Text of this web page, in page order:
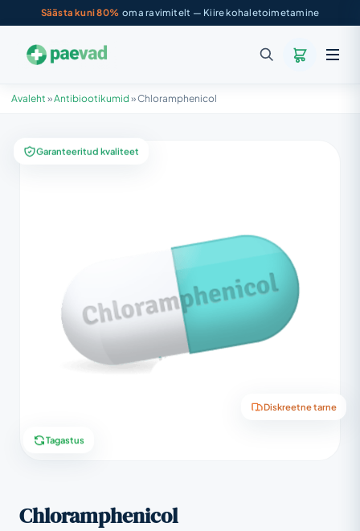
Säästa kuni 80% oma ravimitelt — Kiire kohaletoimetamine
Avaleht »Antibiootikumid »Chloramphenicol
Garanteeritud kvaliteet
Diskreetne tarne
Tagastus
Chloramphenicol